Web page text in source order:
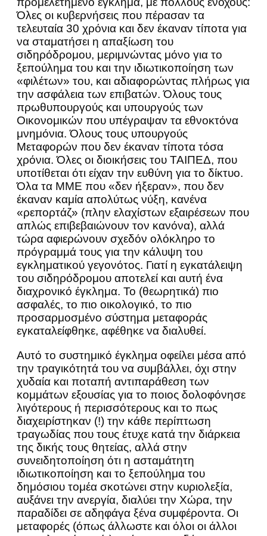
Όλες οι κυβερνήσεις που πέρασαν τα
τελευταία 30 χρόνια και δεν έκαναν τίποτα για
να σταματήσει η απαξίωση του
σιδηρόδρομου, μεριμνώντας μόνο για το
ξεπούλημα του και την ιδιωτικοποίηση των
«φιλέτων» του, και αδιαφορώντας πλήρως για
την ασφάλεια των επιβατών. Όλους τους
πρωθυπουργούς και υπουργούς των
Οικονομικών που υπέγραψαν τα εθνοκτόνα
μνημόνια. Όλους τους υπουργούς
Μεταφορών που δεν έκαναν τίποτα τόσα
χρόνια. Όλες οι διοικήσεις του ΤΑΙΠΕΔ, που
υποτίθεται ότι είχαν την ευθύνη για το δίκτυο.
Όλα τα ΜΜΕ που «δεν ήξεραν», που δεν
έκαναν καμία απολύτως νύξη, κανένα
«ρεπορτάζ» (πλην ελαχίστων εξαιρέσεων που
απλώς επιβεβαιώνουν τον κανόνα), αλλά
τώρα αφιερώνουν σχεδόν ολόκληρο το
πρόγραμμά τους για την κάλυψη του
εγκληματικού γεγονότος. Γιατί η εγκατάλειψη
του σιδηρόδρομου αποτελεί και αυτή ένα
διαχρονικό έγκλημα. Το (θεωρητικά) πιο
ασφαλές, το πιο οικολογικό, το πιο
προσαρμοσμένο σύστημα μεταφοράς
εγκαταλείφθηκε, αφέθηκε να διαλυθεί.
Αυτό το συστημικό έγκλημα οφείλει μέσα από
την τραγικότητά του να συμβάλλει, όχι στην
χυδαία και ποταπή αντιπαράθεση των
κομμάτων εξουσίας για το ποιος δολοφόνησε
λιγότερους ή περισσότερους και το πως
διαχειρίστηκαν (!) την κάθε περίπτωση
τραγωδίας που τους έτυχε κατά την διάρκεια
της δικής τους θητείας, αλλά στην
συνειδητοποίηση ότι η ασταμάτητη
ιδιωτικοποίηση και το ξεπούλημα του
δημόσιου τομέα σκοτώνει στην κυριολεξία,
αυξάνει την ανεργία, διαλύει την Χώρα, την
παραδίδει σε αδηφάγα ξένα συμφέροντα. Οι
μεταφορές (όπως άλλωστε και όλοι οι άλλοι